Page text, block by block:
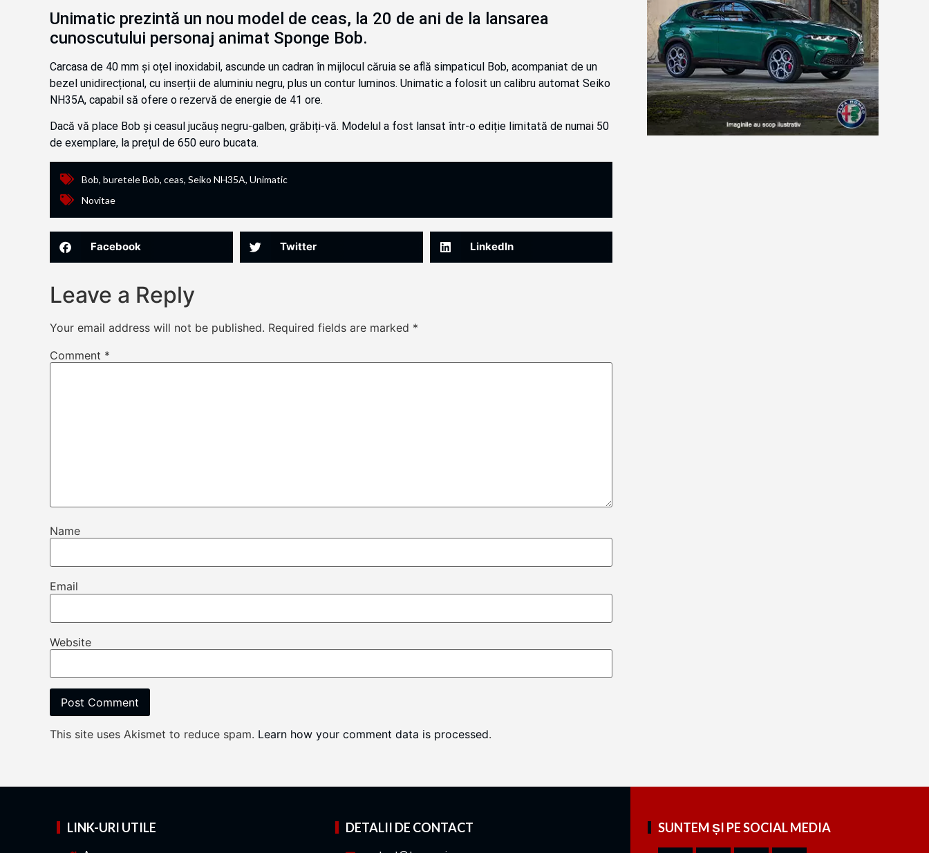
Unimatic prezintă un nou model de ceas, la 20 de ani de la lansarea
cunoscutului personaj animat Sponge Bob.
Carcasa de 40 mm și oțel inoxidabil, ascunde un cadran în mijlocul căruia se află simpaticul Bob, acompaniat de un
bezel unidirecțional, cu inserții de aluminiu negru, plus un contur luminos. Unimatic a folosit un calibru automat Seiko
NH35A, capabil să ofere o rezervă de energie de 41 ore.
Dacă vă place Bob și ceasul jucăuș negru-galben, grăbiți-vă. Modelul a fost lansat într-o ediție limitată de numai 50
de exemplare, la prețul de 650 euro bucata.
Bob, buretele Bob, ceas, Seiko NH35A, Unimatic
Novitae
Facebook Twitter LinkedIn
Leave a Reply
Your email address will not be published. Required fields are marked *
Comment *
Name
Email
Website
This site uses Akismet to reduce spam. Learn how your comment data is processed.
LINK-URI UTILE DETALII DE CONTACT SUNTEM ȘI PE SOCIAL MEDIA